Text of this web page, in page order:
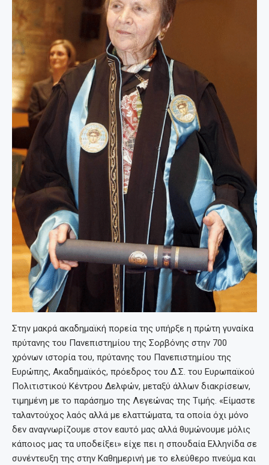
Στην μακρά ακαδημαϊκή πορεία της υπήρξε η πρώτη γυναίκα
πρύτανης του Πανεπιστημίου της Σορβόνης στην 700
χρόνων ιστορία του, πρύτανης του Πανεπιστημίου της
Ευρώπης, Ακαδημαϊκός, πρόεδρος του Δ.Σ. του Ευρωπαϊκού
Πολιτιστικού Κέντρου Δελφών, μεταξύ άλλων διακρίσεων,
τιμημένη με το παράσημο της Λεγεώνας της Τιμής. «Είμαστε
ταλαντούχος λαός αλλά με ελαττώματα, τα οποία όχι μόνο
δεν αναγνωρίζουμε στον εαυτό μας αλλά θυμώνουμε μόλις
κάποιος μας τα υποδείξει» είχε πει η σπουδαία Ελληνίδα σε
συνέντευξη της στην Καθημερινή με το ελεύθερο πνεύμα και